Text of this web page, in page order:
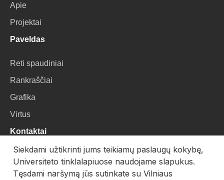
Apie
Projektai
Paveldas
Reti spaudiniai
Rankraščiai
Grafika
Virtus
Kontaktai
VU Biblioteka
Universiteto g. 3, LT-01122, Vilnius
Siekdami užtikrinti jums teikiamų paslaugų kokybę,
Universiteto tinklalapiuose naudojame slapukus.
Tęsdami naršymą jūs sutinkate su Vilniaus